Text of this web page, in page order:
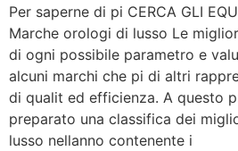
Per saperne di pi CERCA GLI
Marche orologi di lusso Le
di ogni possibile parametro e
alcuni marchi che pi di altri
di qualit ed efficienza. A questo
preparato una classifica dei
lusso nellanno contenente i